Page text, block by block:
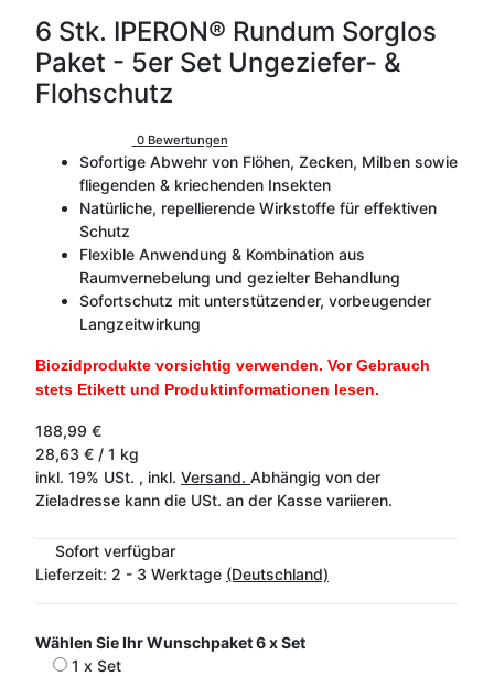
6 Stk. IPERON® Rundum Sorglos
Paket - 5er Set Ungeziefer- &
Flohschutz
0 Bewertungen
Sofortige Abwehr von Flöhen, Zecken, Milben sowie
fliegenden & kriechenden Insekten
Natürliche, repellierende Wirkstoffe für effektiven
Schutz
Flexible Anwendung & Kombination aus
Raumvernebelung und gezielter Behandlung
Sofortschutz mit unterstützender, vorbeugender
Langzeitwirkung
Biozidprodukte vorsichtig verwenden. Vor Gebrauch
stets Etikett und Produktinformationen lesen.
188,99 €
28,63 € / 1 kg
inkl. 19% USt. , inkl. Versand. Abhängig von der
Zieladresse kann die USt. an der Kasse variieren.
Sofort verfügbar
Lieferzeit: 2 - 3 Werktage (Deutschland)
Wählen Sie Ihr Wunschpaket6 x Set
1 x Set